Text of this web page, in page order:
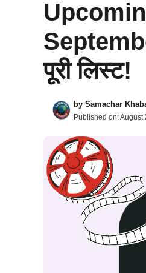
पूरी लिस्ट!
by Samachar
Published on:August